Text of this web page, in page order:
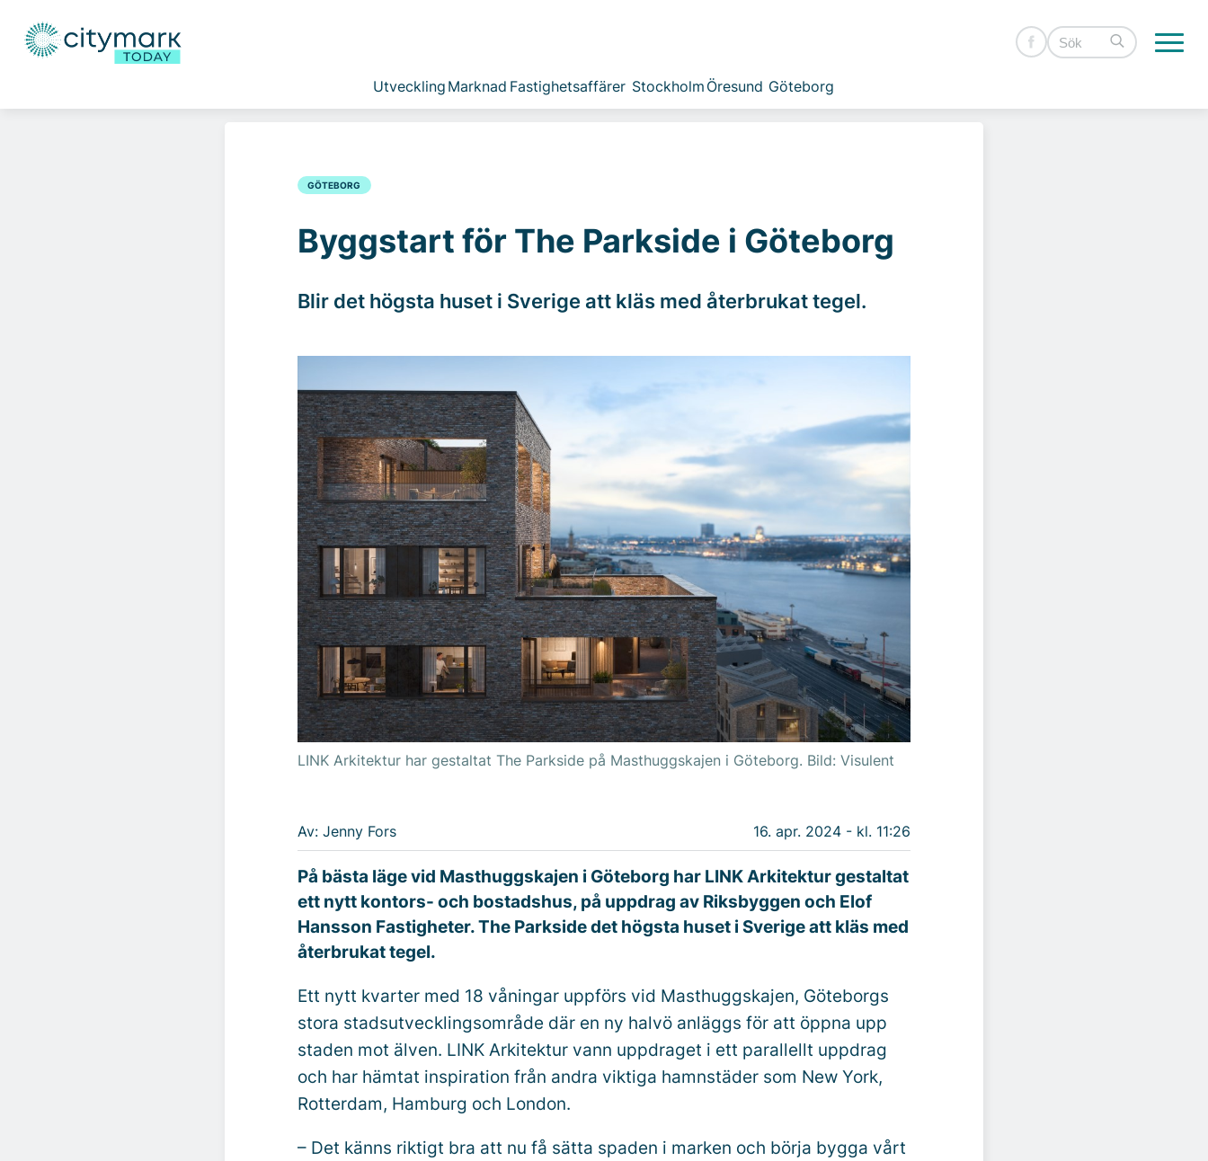
Utveckling Marknad Fastighetsaffärer Stockholm Öresund Göteborg
GÖTEBORG
Byggstart för The Parkside i Göteborg
Blir det högsta huset i Sverige att kläs med återbrukat tegel.
LINK Arkitektur har gestaltat The Parkside på Masthuggskajen i Göteborg. Bild: Visulent
Av: Jenny Fors 16. apr. 2024 - kl. 11:26
På bästa läge vid Masthuggskajen i Göteborg har LINK Arkitektur gestaltat
ett nytt kontors- och bostadshus, på uppdrag av Riksbyggen och Elof
Hansson Fastigheter. The Parkside det högsta huset i Sverige att kläs med
återbrukat tegel.
Ett nytt kvarter med 18 våningar uppförs vid Masthuggskajen, Göteborgs
stora stadsutvecklingsområde där en ny halvö anläggs för att öppna upp
staden mot älven. LINK Arkitektur vann uppdraget i ett parallellt uppdrag
och har hämtat inspiration från andra viktiga hamnstäder som New York,
Rotterdam, Hamburg och London.
– Det känns riktigt bra att nu få sätta spaden i marken och börja bygga vårt